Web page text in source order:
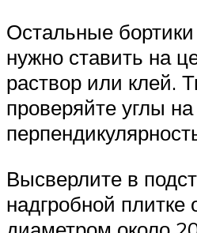
Остальные
нужно ставить на
раствор или клей.
проверяйте углы
Высверлите в
надгробной плитке